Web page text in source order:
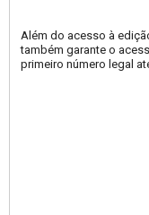
Além do acesso à
também garante o
primeiro número legal